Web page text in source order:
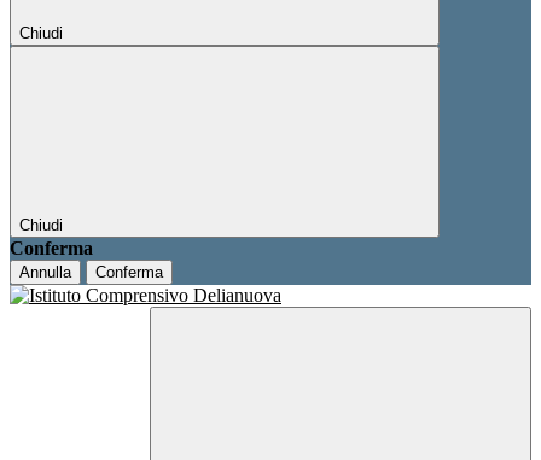
Chiudi
Chiudi
Conferma
Annulla Conferma